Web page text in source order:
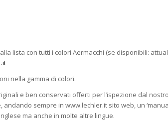
lista con tutti i colori Aermacchi (se disponibili:
nella gamma di colori.
e ben conservati offerti per l’ispezione dal
sempre in www.lechler.it sito web, un
ma anche in molte altre lingue.